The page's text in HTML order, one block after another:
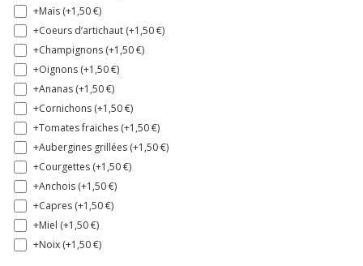
+Maïs (+1,50€)
+Coeurs d’artichaut (+1,50€)
+Champignons (+1,50€)
+Oignons (+1,50€)
+Ananas (+1,50€)
+Cornichons (+1,50€)
+Tomates fraiches (+1,50€)
+Aubergines grillées (+1,50€)
+Courgettes (+1,50€)
+Anchois (+1,50€)
+Capres (+1,50€)
+Miel (+1,50€)
+Noix (+1,50€)